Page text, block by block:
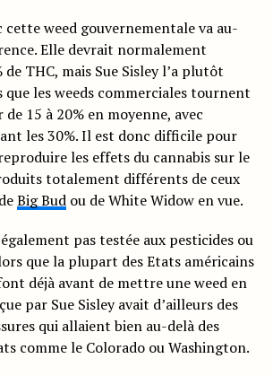
cette weed gouvernementale va au-
Elle devrait normalement
THC, mais Sue Sisley l’a plutôt
que les weeds commerciales tournent
15 à 20% en moyenne, avec
les 30%. Il est donc difficile pour
les effets du cannabis sur le
totalement différents de ceux
Big Budou de White Widow en vue.
pas testée aux pesticides ou
que la plupart des Etats américains
déjà avant de mettre une weed en
par Sue Sisley avait d’ailleurs des
qui allaient bien au-delà des
comme le Colorado ou Washington.